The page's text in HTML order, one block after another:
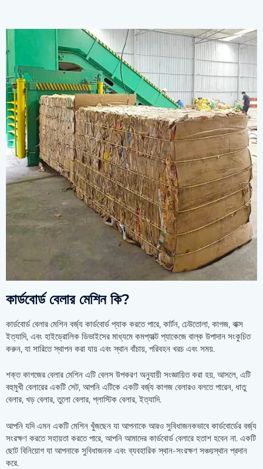
কার্ডবোর্ড বেলার মেশিন কি?
কার্ডবোর্ড বেলার মেশিন বর্জ্য কার্ডবোর্ড প্যাক করতে পারে, কার্টন, ঢেউতোলা, কাগজ, বাক্স
ইত্যাদি, এবং হাইড্রোলিক ডিভাইসের মাধ্যমে কমপ্যাক্ট প্যাকেজে বাল্ক উপাদান সংকুচিত
করুন, যা সারিতে স্থাপন করা যায় এবং স্থান বাঁচায়, পরিবহন খরচ এবং সময়.
শক্ত কাগজের বেলার মেশিন এটি বেলস উপকরণ অনুযায়ী সংজ্ঞায়িত করা হয়, আসলে, এটি
বহুমুখী বেলারের একটি সেট, আপনি এটিকে একটি বর্জ্য কাগজ বেলারও বলতে পারেন, ধাতু
বেলার, খড় বেলার, তুলো বেলার, প্লাস্টিক বেলার, ইত্যাদি.
আপনি যদি এমন একটি মেশিন খুঁজছেন যা আপনাকে আরও সুবিধাজনকভাবে কার্ডবোর্ডের বর্জ্য
সংরক্ষণ করতে সহায়তা করতে পারে, আপনি আমাদের কার্ডবোর্ড বেলারে হতাশ হবেন না. একটি
ছোট বিনিয়োগ যা আপনাকে সুবিধাজনক এবং ব্যবহারিক স্থান-সংরক্ষণ সঞ্চয়স্থান প্রদান
করে.